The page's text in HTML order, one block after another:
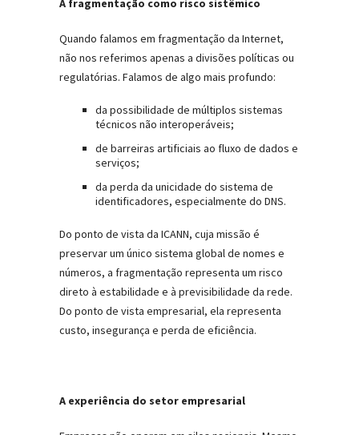
A fragmentação como risco sistêmico
Quando falamos em fragmentação da Internet,
não nos referimos apenas a divisões políticas ou
regulatórias. Falamos de algo mais profundo:
da possibilidade de múltiplos sistemas
técnicos não interoperáveis;
de barreiras artificiais ao fluxo de dados e
serviços;
da perda da unicidade do sistema de
identificadores, especialmente do DNS.
Do ponto de vista da ICANN, cuja missão é
preservar um único sistema global de nomes e
números, a fragmentação representa um risco
direto à estabilidade e à previsibilidade da rede.
Do ponto de vista empresarial, ela representa
custo, insegurança e perda de eficiência.
A experiência do setor empresarial